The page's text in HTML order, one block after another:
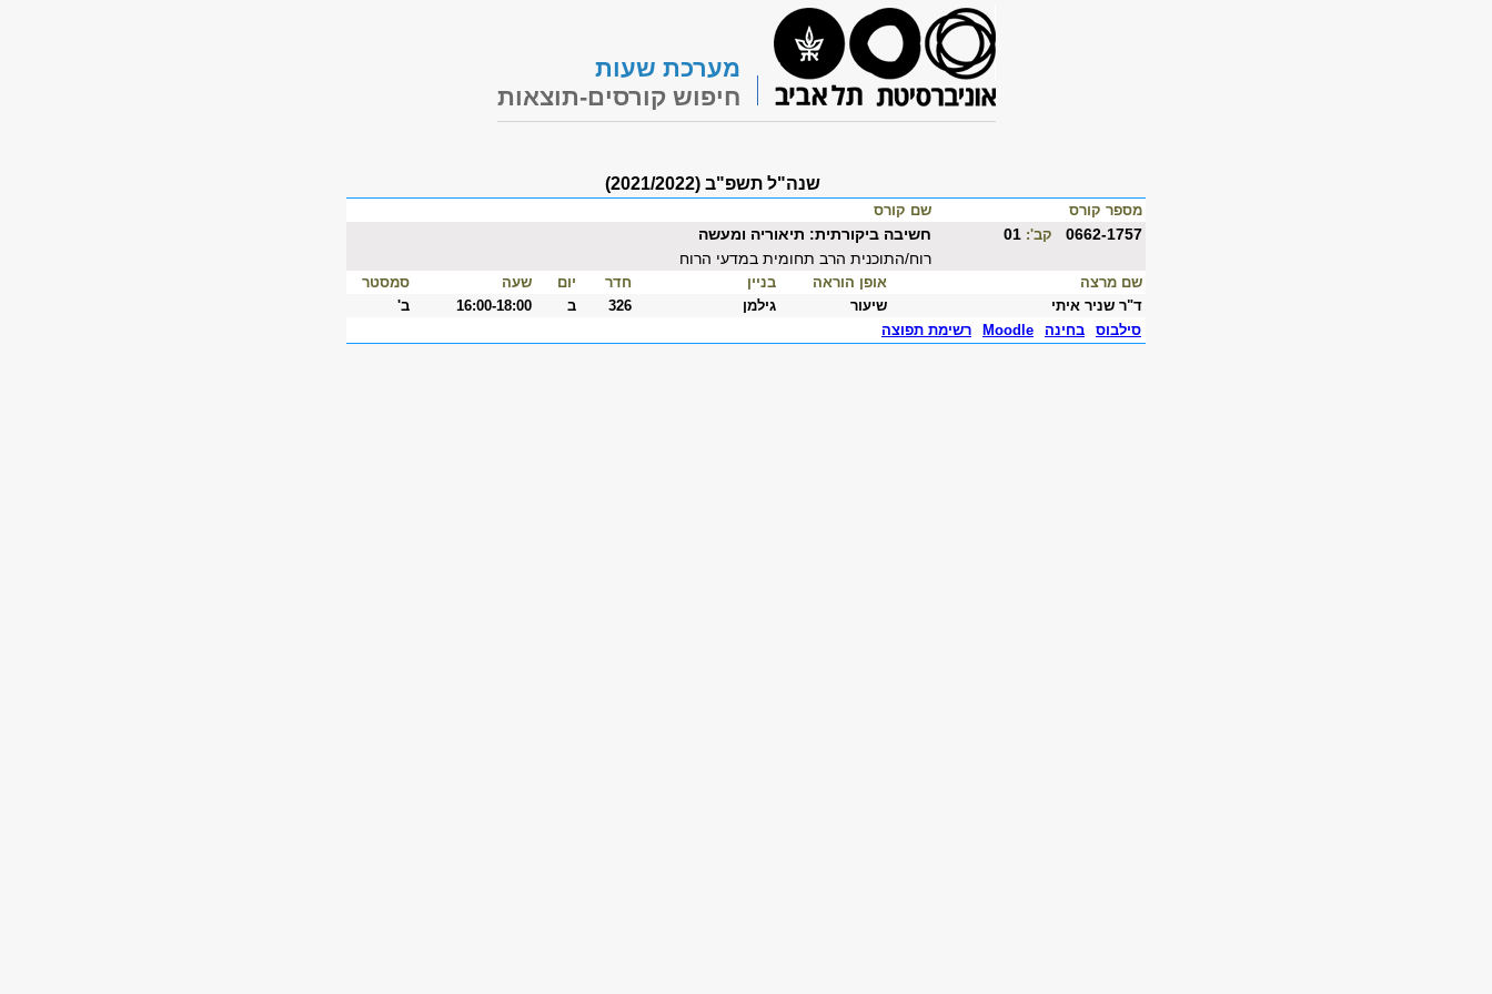
מערכת שעות
חיפוש קורסים-תוצאות
שנה"ל תשפ"ב (2021/2022)
מספר קורס שם קורס
0662-1757 קב':
חשיבה ביקורתית: תיאוריה ומעשה
רוח/התוכנית הרב תחומית במדעי הרוח
שם מרצה אופן הוראה בניין חדר יום שעה
סמסטר
ד"ר שניר איתי
שיעור גילמן 326 ב 16:00-18:00
ב'
סילבוס
בחינה Moodle רשימת תפוצה